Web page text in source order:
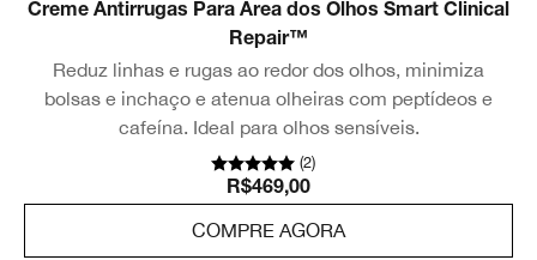
Creme Antirrugas Para Área dos Olhos Smart Clinical
Repair™
Reduz linhas e rugas ao redor dos olhos, minimiza
bolsas e inchaço e atenua olheiras com peptídeos e
cafeína. Ideal para olhos sensíveis.
(2)
R$469,00
COMPRE AGORA